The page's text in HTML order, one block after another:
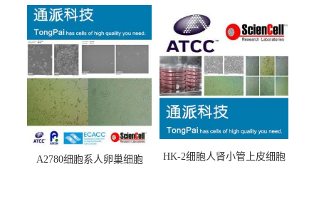
(A549细胞)
A2780细胞系人卵巢细胞
HK-2细胞人肾小管上皮细胞